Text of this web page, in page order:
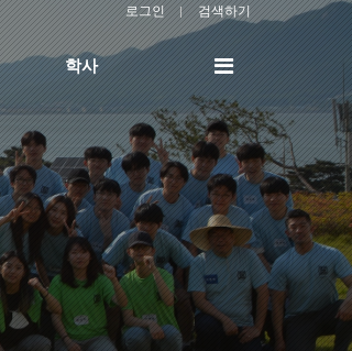
로그인 검색하기
학사
전
메
뉴